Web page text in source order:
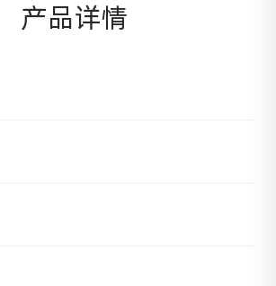
产品详情